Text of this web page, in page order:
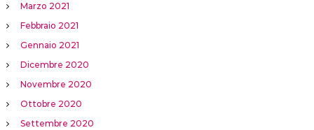
Marzo 2021
Febbraio 2021
Gennaio 2021
Dicembre 2020
Novembre 2020
Ottobre 2020
Settembre 2020